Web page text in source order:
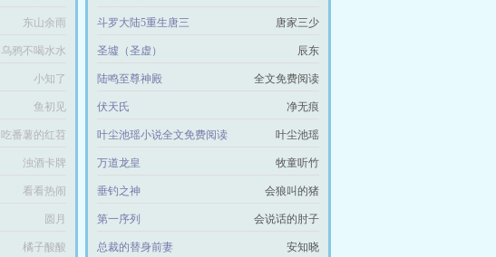
东山余雨
乌鸦不喝水水
小知了
鱼初见
吃番薯的红苕
浊酒卡牌
看看热闹
圆月
橘子酸酸
斗罗大陆5重生唐三 唐家三少
圣墟（圣虚） 辰东
陆鸣至尊神殿 全文免费阅读
伏天氏 净无痕
叶尘池瑶小说全文免费阅读 叶尘池瑶
万道龙皇 牧童听竹
垂钓之神 会狼叫的猪
第一序列 会说话的肘子
总裁的替身前妻 安知晓